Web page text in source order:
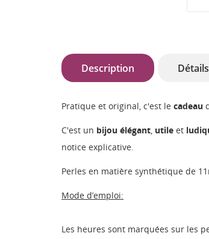
Description
Pratique et original, c'est le cadeau
C'est un bijou élégant, utile et
notice explicative.
Perles en matière synthétique de
Mode d’emploi:
Les heures sont marquées sur les